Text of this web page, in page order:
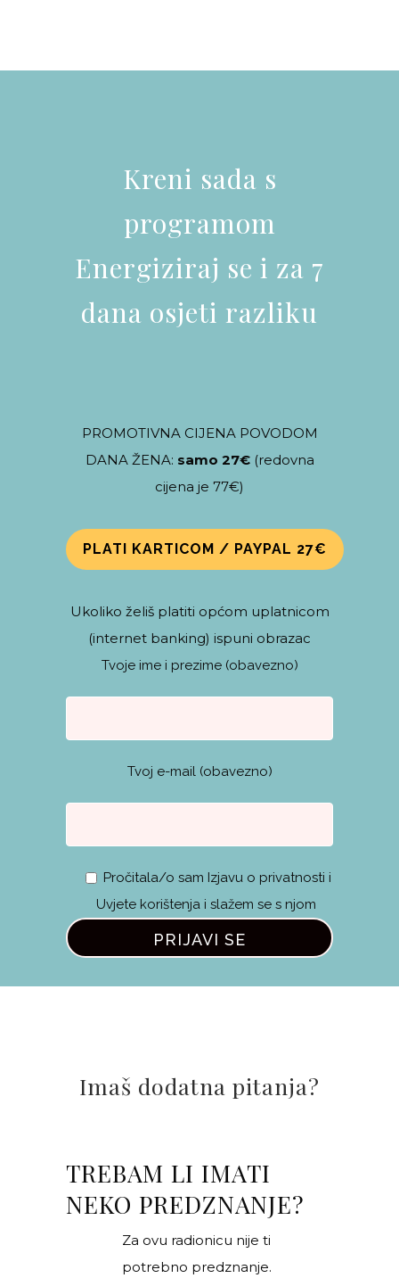
Kreni sada s
programom
Energiziraj se i za 7
dana osjeti razliku
PROMOTIVNA CIJENA POVODOM
DANA ŽENA: samo 27€(redovna
cijena je 77€)
PLATI KARTICOM / PAYPAL 27€
Ukoliko želiš platiti općom uplatnicom
(internet banking) ispuni obrazac
Tvoje ime i prezime (obavezno)
Tvoj e-mail (obavezno)
Pročitala/o sam Izjavu o privatnosti i
Uvjete korištenja i slažem se s njom
Imaš dodatna pitanja?
TREBAM LI IMATI
NEKO PREDZNANJE?
Za ovu radionicu nije ti
potrebno predznanje.